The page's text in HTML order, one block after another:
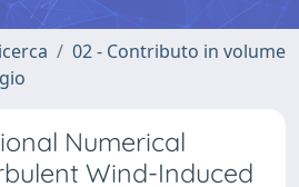
02 - Contributo in volume
Numerical
Wind-Induced